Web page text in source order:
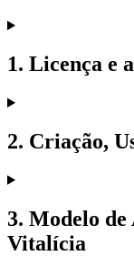
1. Licença e
2. Criação,
3. Modelo
Vitalícia